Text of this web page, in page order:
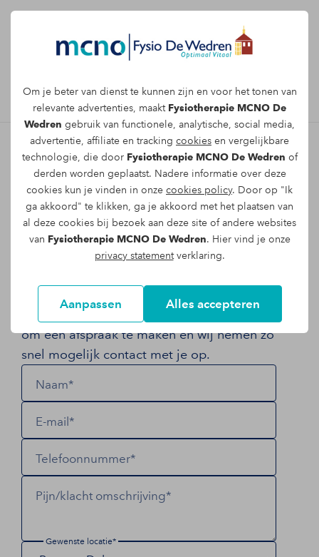
Om je beter van dienst te kunnen zijn en voor het tonen van
relevante advertenties, maakt Fysiotherapie MCNO De
Wedren gebruik van functionele, analytische, social media,
advertentie, affiliate en tracking cookies en vergelijkbare
technologie, die door Fysiotherapie MCNO De Wedren of
derden worden geplaatst. Nadere informatie over deze
cookies kun je vinden in onze cookies policy. Door op "Ik
ga akkoord" te klikken, ga je akkoord met het plaatsen van
al deze cookies bij bezoek aan deze site of andere websites
van Fysiotherapie MCNO De Wedren. Hier vind je onze
privacy statementverklaring.
Aanpassen Alles accepteren
Afspraak maken
Direct online een afspraak
maken met een
fysiotherapeut voor
achillespeesklachten
gemakkelijk online. Vul jouw gegevens in
om een afspraak te maken en wij nemen zo
snel mogelijk contact met je op.
Naam*
E-mail*
Telefoonnummer*
Pijn/klacht omschrijving*
Gewenste locatie*